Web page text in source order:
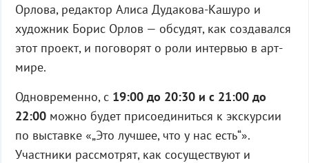
Орлова, редактор Алиса Дудакова-Кашуро и
художник Борис Орлов — обсудят, как создавался
этот проект, и поговорят о роли интервью в арт-
мире.
Одновременно, с 19:00 до 20:30 и с 21:00 до
22:00можно будет присоединиться к экскурсии
по выставке «„Это лучшее, что у нас есть“».
Участники рассмотрят, как сосуществуют и